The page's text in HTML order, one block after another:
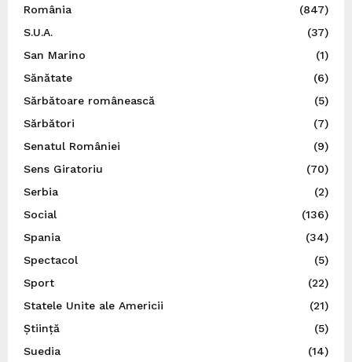
România
(847)
S.U.A.
(37)
San Marino
(1)
Sănătate
(6)
Sărbătoare românească
(5)
Sărbători
(7)
Senatul României
(9)
Sens Giratoriu
(70)
Serbia
(2)
Social
(136)
Spania
(34)
Spectacol
(5)
Sport
(22)
Statele Unite ale Americii
(21)
Știință
(5)
Suedia
(14)